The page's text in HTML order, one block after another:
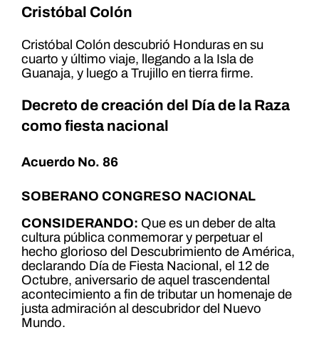
Cristóbal Colón
Cristóbal Colón descubrió Honduras en su
cuarto y último viaje, llegando a la Isla de
Guanaja, y luego a Trujillo en tierra firme.
Decreto de creación del Día de la Raza
como fiesta nacional
Acuerdo No. 86
SOBERANO CONGRESO NACIONAL
CONSIDERANDO: Que es un deber de alta
cultura pública conmemorar y perpetuar el
hecho glorioso del Descubrimiento de América,
declarando Día de Fiesta Nacional, el 12 de
Octubre, aniversario de aquel trascendental
acontecimiento a fin de tributar un homenaje de
justa admiración al descubridor del Nuevo
Mundo.